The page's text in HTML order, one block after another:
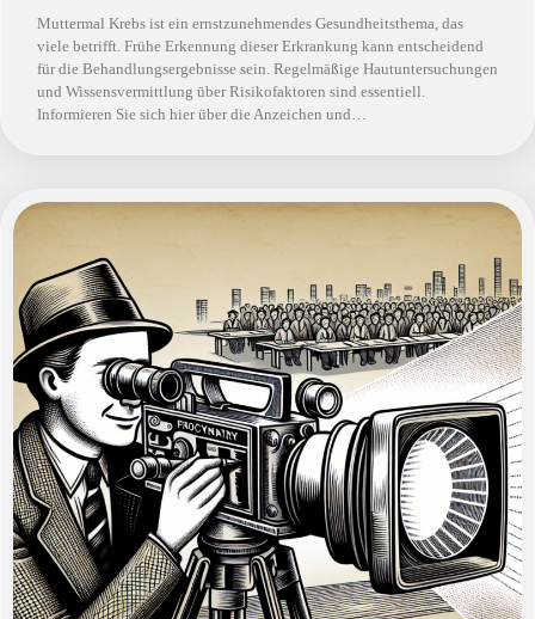
Muttermal Krebs ist ein ernstzunehmendes Gesundheitsthema, das
viele betrifft. Frühe Erkennung dieser Erkrankung kann entscheidend
für die Behandlungsergebnisse sein. Regelmäßige Hautuntersuchungen
und Wissensvermittlung über Risikofaktoren sind essentiell.
Informieren Sie sich hier über die Anzeichen und…